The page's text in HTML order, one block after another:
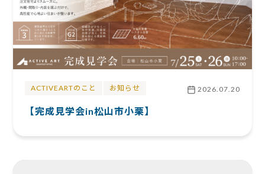
ACTIVEARTのこと お知らせ 2026.07.20
【完成見学会in松山市小栗】